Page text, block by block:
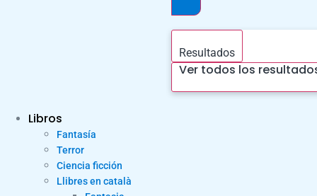
Resultados
Ver todos los
Libros
Fantasía
Terror
Ciencia ficción
Llibres en català